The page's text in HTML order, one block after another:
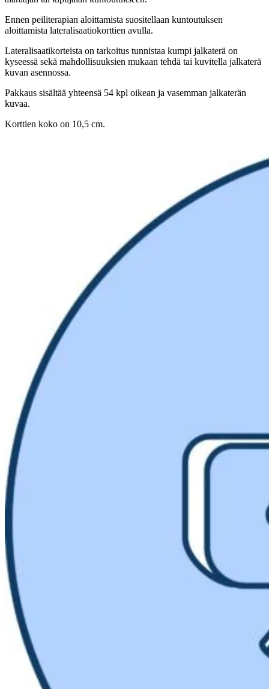
Ennen peiliterapian aloittamista suositellaan kuntoutuksen
aloittamista lateralisaatiokorttien avulla.
Lateralisaatikorteista on tarkoitus tunnistaa kumpi jalkaterä on
kyseessä sekä mahdollisuuksien mukaan tehdä tai kuvitella jalkaterä
kuvan asennossa.
Pakkaus sisältää yhteensä 54 kpl oikean ja vasemman jalkaterän
kuvaa.
Korttien koko on 10,5 cm.